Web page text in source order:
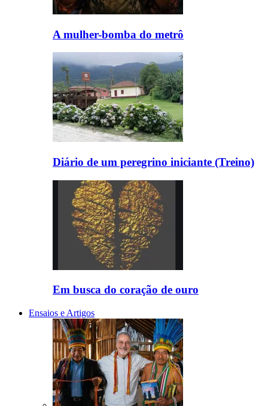
A mulher-bomba do metrô
Diário de um peregrino iniciante (Treino)
Em busca do coração de ouro
Ensaios e Artigos